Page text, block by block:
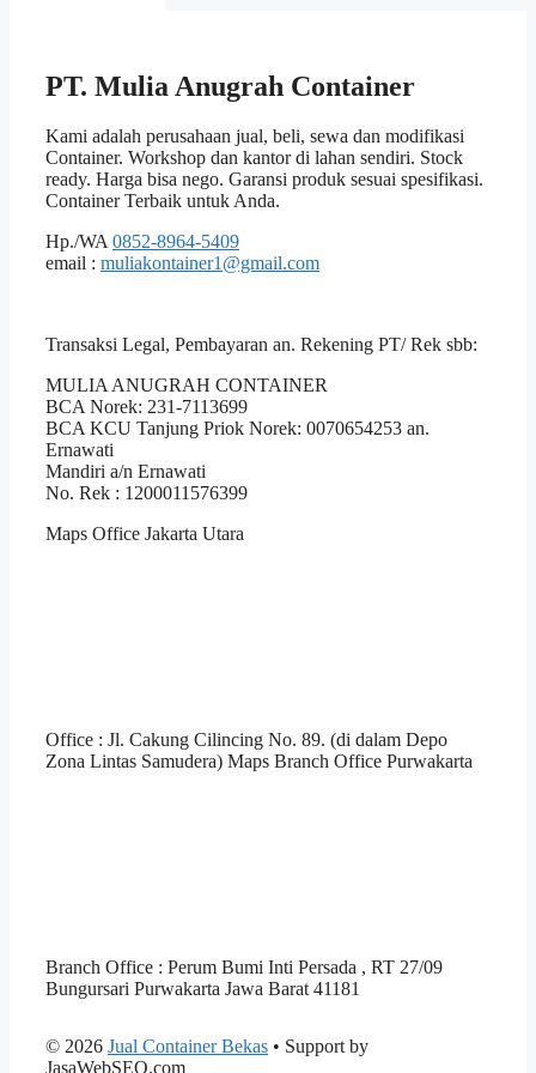
PT. Mulia Anugrah Container
Kami adalah perusahaan jual, beli, sewa dan modifikasi
Container. Workshop dan kantor di lahan sendiri. Stock
ready. Harga bisa nego. Garansi produk sesuai spesifikasi.
Container Terbaik untuk Anda.
Hp./WA0852-8964-5409
email : muliakontainer1@gmail.com
Transaksi Legal, Pembayaran an. Rekening PT/ Rek sbb:
MULIA ANUGRAH CONTAINER
BCA Norek: 231-7113699
BCA KCU Tanjung Priok Norek: 0070654253 an.
Ernawati
Mandiri a/n Ernawati
No. Rek : 1200011576399
Maps Office Jakarta Utara
Office : Jl. Cakung Cilincing No. 89. (di dalam Depo
Zona Lintas Samudera) Maps Branch Office Purwakarta
Branch Office : Perum Bumi Inti Persada , RT 27/09
Bungursari Purwakarta Jawa Barat 41181
© 2026 Jual Container Bekas • Support by
JasaWebSEO.com